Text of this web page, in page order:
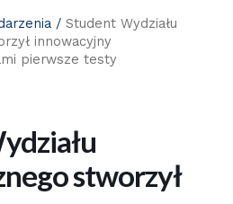
/ Student Wydziału
innowacyjny
pierwsze testy
stworzył